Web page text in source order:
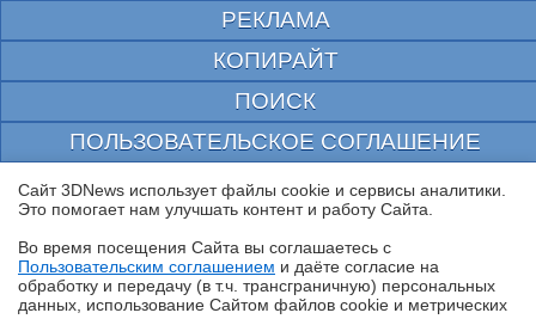
РЕКЛАМА
КОПИРАЙТ
ПОИСК
ПОЛЬЗОВАТЕЛЬСКОЕ СОГЛАШЕНИЕ
ЗАЩИЩЕНО CURATOR
© 1997—2026 Электронное периодическое издание "3ДНьюс" | Свидетельство о
выдано Федеральной Службой по надзору за соблюдением законодательства в сфере
массовых коммуникаций и охране культурного наследия
При цитировании документа ссылка на сайт с указанием автора обязательна. Полное
заимствование документа является нарушением
Сайт 3DNews использует файлы cookie и сервисы аналитики.
Это помогает нам улучшать контент и работу Cайта.
Во время посещения Cайта вы соглашаетесь с
Пользовательским соглашением и даёте согласие на
обработку и передачу (в т.ч. трансграничную) персональных
данных, использование Cайтом файлов cookie и метрических